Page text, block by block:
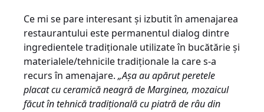
Ce mi se pare interesant și izbutit în amenajarea
restaurantului este permanentul dialog dintre
ingredientele tradiționale utilizate în bucătărie și
materialele/tehnicile tradiționale la care s-a
recurs în amenajare. „Așa au apărut peretele
placat cu ceramică neagră de Marginea, mozaicul
făcut în tehnică tradițională cu piatră de râu din